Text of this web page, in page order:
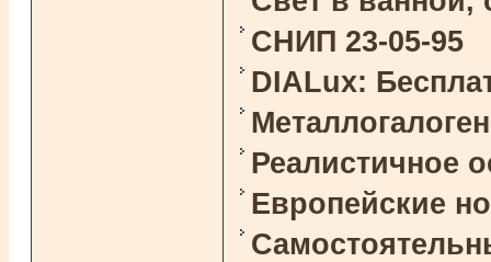
СНИП 23-05-95
DIALux:
Реалистичное
Европейские